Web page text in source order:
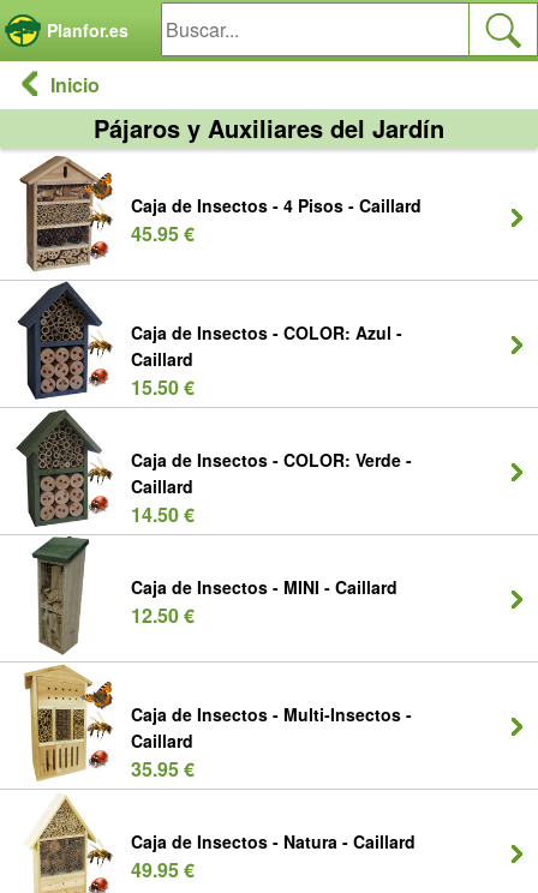
Planfor.es
Inicio
Pájaros y Auxiliares del Jardín
Caja de Insectos - 4 Pisos - Caillard
45.95 €
Caja de Insectos - COLOR: Azul -
Caillard
15.50 €
Caja de Insectos - COLOR: Verde -
Caillard
14.50 €
Caja de Insectos - MINI - Caillard
12.50 €
Caja de Insectos - Multi-Insectos -
Caillard
35.95 €
Caja de Insectos - Natura - Caillard
49.95 €
Panel de gestión de cookies